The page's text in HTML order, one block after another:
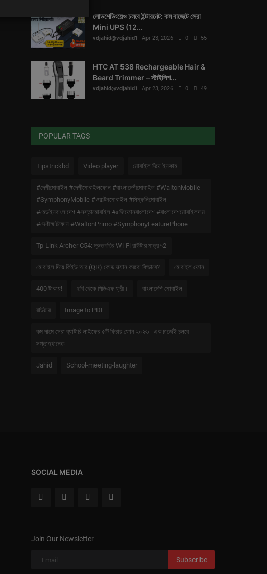
লোডশেডিংয়েও চলবে ইন্টারনেট: কম বাজেটে সেরা
Mini UPS (12...
vdjahid@vdjahid1 Apr 23, 2026 0 55
HTC AT 538 Rechargeable Hair &
Beard Trimmer – স্টাইলিশ...
vdjahid@vdjahid1 Apr 23, 2026 0 49
POPULAR TAGS
Tipstrickbd Video player মোবাইল দিয়ে ইনকাম
#দেশীমোবাইল #দেশীমোবাইলফোন #বাংলাদেশীমোবাইল #WaltonMobile
#SymphonyMobile #ওয়াল্টনমোবাইল #সিম্ফনিমোবাইল
#মেডইনবাংলাদেশ #সস্তামোবাইল #৫জিফোনবাংলাদেশ #বাংলাদেশমোবাইলদাম
#দেশীস্মার্টফোন #WaltonPrimo #SymphonyFeaturePhone
Tp-Link Archer C54: দ্রুতগতির Wi-Fi রাউটার মাত্র ৳2
মোবাইল দিয়ে কিইউ আর (QR) কোড স্ক্যান করবো কিভাবে? মোবাইল ফোন
400 টাকায়! ছবি থেকে পিডিএফ ফ্রী। বাংলাদেশি মোবাইল
রাউটার Image to PDF
কম দামে সেরা ব্যাটারি লাইফের ৫টি ফিচার ফোন ২০২৬ - এক চার্জেই চলবে
সপ্তাহখানেক
Jahid School-meeting-laughter
SOCIAL MEDIA
Join Our Newsletter
Subscribe